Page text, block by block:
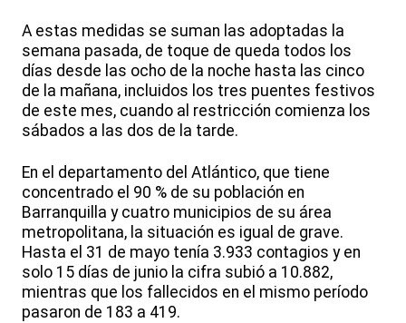
A estas medidas se suman las adoptadas la
semana pasada, de toque de queda todos los
días desde las ocho de la noche hasta las cinco
de la mañana, incluidos los tres puentes festivos
de este mes, cuando al restricción comienza los
sábados a las dos de la tarde.
En el departamento del Atlántico, que tiene
concentrado el 90 % de su población en
Barranquilla y cuatro municipios de su área
metropolitana, la situación es igual de grave.
Hasta el 31 de mayo tenía 3.933 contagios y en
solo 15 días de junio la cifra subió a 10.882,
mientras que los fallecidos en el mismo período
pasaron de 183 a 419.